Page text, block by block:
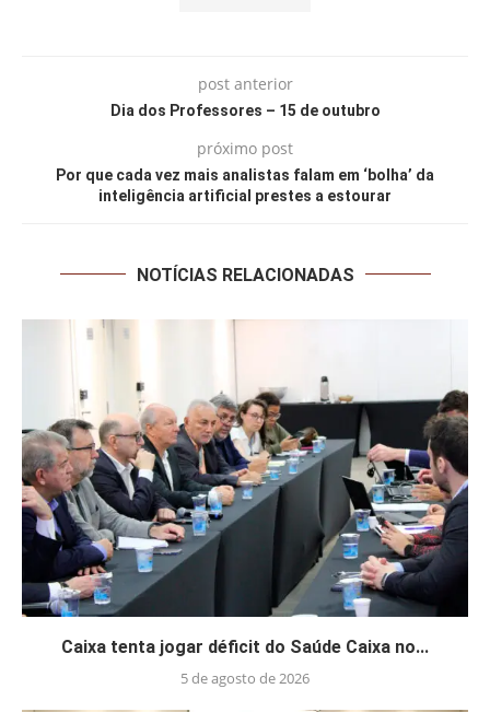
post anterior
Dia dos Professores – 15 de outubro
próximo post
Por que cada vez mais analistas falam em ‘bolha’ da
inteligência artificial prestes a estourar
NOTÍCIAS RELACIONADAS
Caixa tenta jogar déficit do Saúde Caixa no...
5 de agosto de 2026